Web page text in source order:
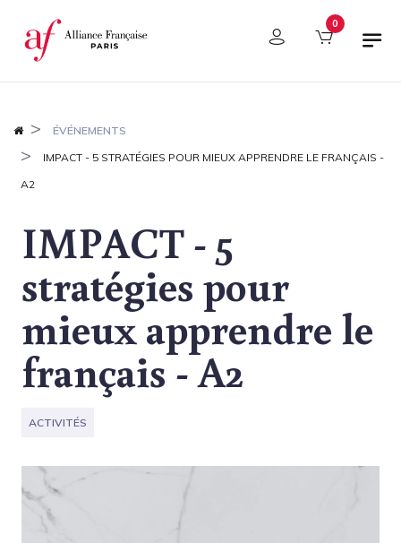
Panneau de gestion des cookies 0
ÉVÉNEMENTS
IMPACT - 5 STRATÉGIES POUR MIEUX APPRENDRE LE FRANÇAIS -
A2
IMPACT - 5
stratégies pour
mieux apprendre le
français - A2
ACTIVITÉS